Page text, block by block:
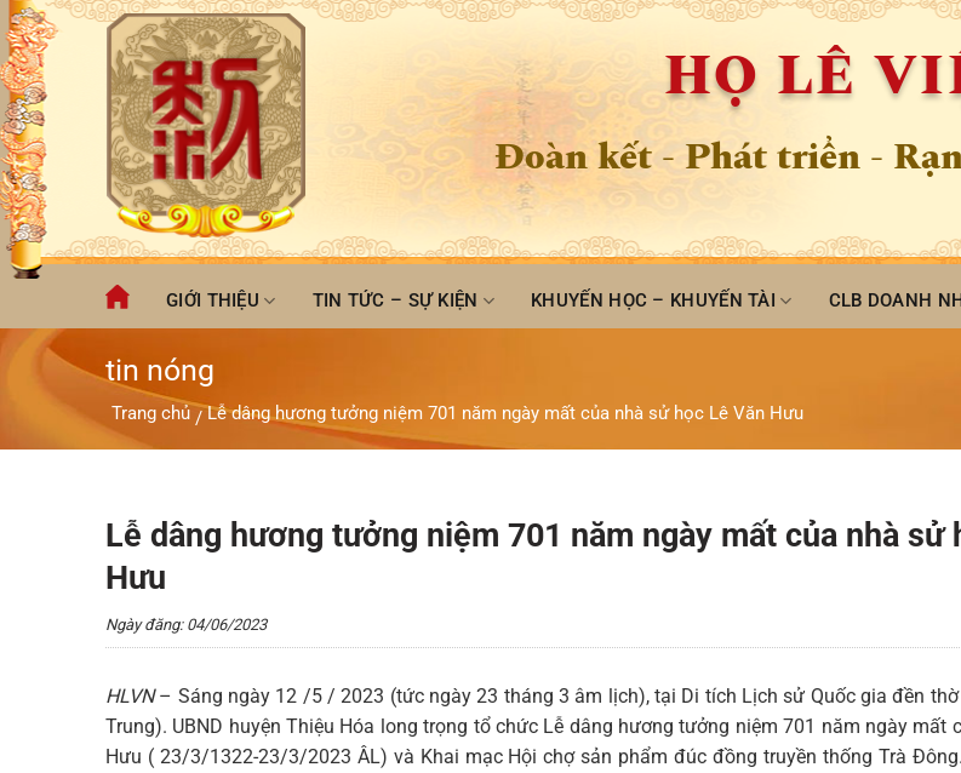
Chuyển
đến
nội
dung
HỌ LÊ
Đoàn kết - Phát triển -
GIỚI THIỆU TIN TỨC – SỰ KIỆN KHUYẾN HỌC – KHUYẾN TÀI CLB DOANH
tin nóng
Trang chủ / Lễ dâng hương tưởng niệm 701 năm ngày mất của nhà sử học Lê Văn Hưu
Lễ dâng hương tưởng niệm 701 năm ngày mất của nhà sử
Hưu
Ngày đăng: 04/06/2023
HLVN– Sáng ngày 12 /5 / 2023 (tức ngày 23 tháng 3 âm lịch), tại Di tích Lịch sử Quốc gia đền thờ
Trung). UBND huyện Thiệu Hóa long trọng tổ chức Lễ dâng hương tưởng niệm 701 năm ngày mất
Hưu ( 23/3/1322-23/3/2023 ÂL) và Khai mạc Hội chợ sản phẩm đúc đồng truyền thống Trà